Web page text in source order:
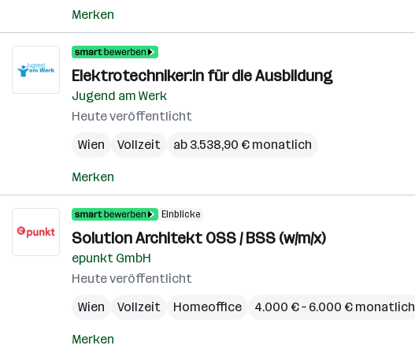
Merken
Elektrotechniker:in für die Ausbildung
Jugend am Werk
Heute veröffentlicht
Wien
Vollzeit ab 3.538,90 € monatlich
Merken
Einblicke
Solution Architekt OSS / BSS (w/m/x)
epunkt GmbH
Heute veröffentlicht
Wien
Vollzeit Homeoffice 4.000 € – 6.000 € monatlich
Merken